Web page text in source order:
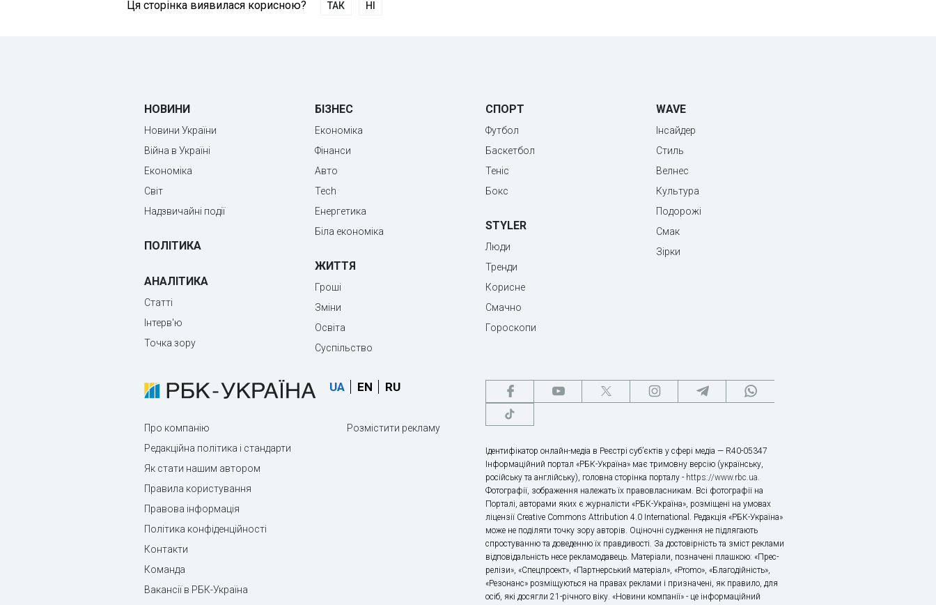
Ця сторінка виявилася корисною? ТАК НІ
НОВИНИ
Новини України
Війна в Україні
Економіка
Світ
Надзвичайні події
ПОЛІТИКА
АНАЛІТИКА
Статті
Інтерв'ю
Точка зору
БІЗНЕС
Економіка
Фінанси
Авто
Tech
Енергетика
Біла економіка
ЖИТТЯ
Гроші
Зміни
Освіта
Суспільство
СПОРТ
Футбол
Баскетбол
Теніс
Бокс
STYLER
Люди
Тренди
Корисне
Смачно
Гороскопи
WAVE
Інсайдер
Стиль
Велнес
Культура
Подорожі
Смак
Зірки
UA EN RU
Про компанію
Редакційна політика і стандарти
Як стати нашим автором
Правила користування
Правова інформація
Політика конфіденційності
Контакти
Команда
Вакансії в РБК-Україна
Розмістити рекламу
Ідентифікатор онлайн-медіа в Реєстрі суб’єктів у сфері медіа — R40-05347
Інформаційний портал «РБК-Україна» має тримовну версію (українську,
російську та англійську), головна сторінка порталу - https://www.rbc.ua.
Фотографії, зображення належать їх правовласникам. Всі фотографії на
Порталі, авторами яких є журналісти «РБК-Україна», розміщені на умовах
ліцензії Creative Commons Attribution 4.0 International. Редакція «РБК-Україна»
може не поділяти точку зору авторів. Оціночні судження не підлягають
спростуванню та доведенню їх правдивості. За достовірність та зміст реклами
відповідальність несе рекламодавець. Матеріали, позначені плашкою: «Прес-
релізи», «Спецпроект», «Партнерський матеріал», «Promo», «Благодійність»,
«Резонанс» розміщуються на правах реклами і призначені, як правило, для
осіб, які досягли 21-річного віку. «Новини компанії» - це інформаційний